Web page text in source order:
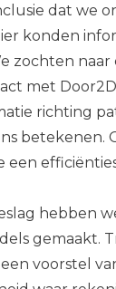
dat we
konden
zochten naar
met
richting
betekenen.
een
hebben
gemaakt.
voorstel